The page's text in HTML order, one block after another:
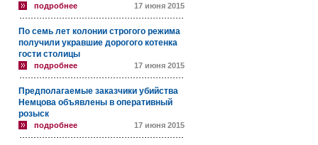
подробнее 17 июня 2015
По семь лет колонии строгого режима
получили укравшие дорогого котенка
гости столицы
подробнее 17 июня 2015
Предполагаемые заказчики убийства
Немцова объявлены в оперативный
розыск
подробнее 17 июня 2015